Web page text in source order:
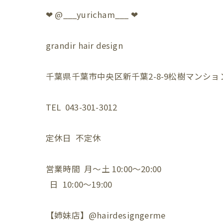
❤︎ @___yuricham___ ❤︎
grandir hair design
千葉県千葉市中央区新千葉2-8-9松樹マンショ
TEL 043-301-3012
定休日 不定休
営業時間 月〜土 10:00〜20:00
日 10:00〜19:00
【姉妹店】@hairdesigngerme